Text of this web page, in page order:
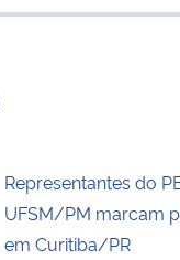
Representantes do
UFSM/PM marcam
em Curitiba/PR